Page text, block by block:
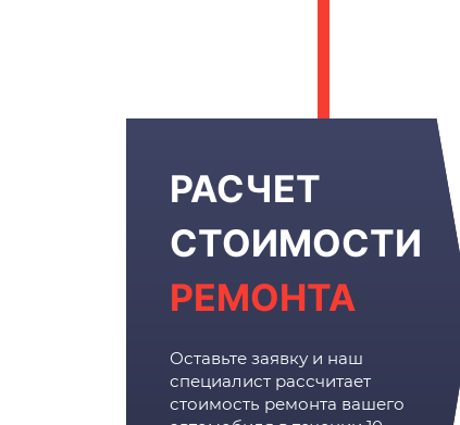
РАСЧЕТ
СТОИМОСТИ
РЕМОНТА
Оставьте заявку и наш
специалист рассчитает
стоимость ремонта вашего